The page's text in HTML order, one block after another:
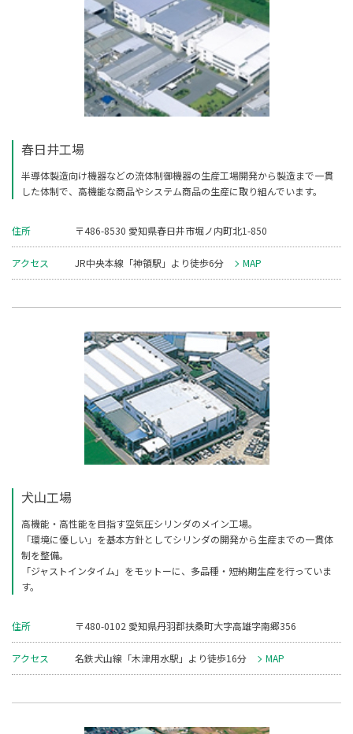
春日井工場
半導体製造向け機器などの流体制御機器の生産工場開発から製造まで一貫
した体制で、高機能な商品やシステム商品の生産に取り組んでいます。
住所 〒486-8530 愛知県春日井市堀ノ内町北1-850
アクセス JR中央本線「神領駅」より徒歩6分 MAP
犬山工場
高機能・高性能を目指す空気圧シリンダのメイン工場。
「環境に優しい」を基本方針としてシリンダの開発から生産までの一貫体
制を整備。
「ジャストインタイム」をモットーに、多品種・短納期生産を行っていま
す。
住所 〒480-0102 愛知県丹羽郡扶桑町大字高雄字南郷356
アクセス 名鉄犬山線「木津用水駅」より徒歩16分 MAP